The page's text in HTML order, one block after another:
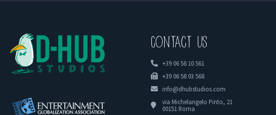
Contact US
+39 06 58 10 561
+39 06 58 03 568
info@dhubstudios.com
via Michelangelo Pinto, 21
00151 Roma